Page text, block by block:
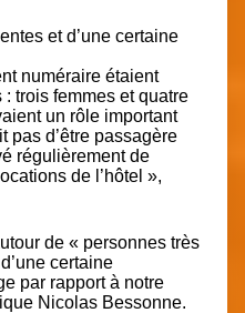
et d’une certaine
numéraire étaient
trois femmes et quatre
un rôle important
pas d’être passagère
régulièrement de
de l’hôtel »,
de « personnes très
certaine
par rapport à notre
Nicolas Bessonne.